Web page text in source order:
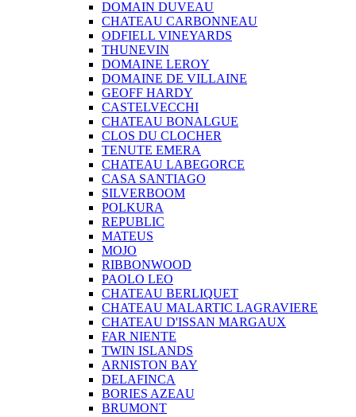
DOMAIN DUVEAU
CHATEAU CARBONNEAU
ODFIELL VINEYARDS
THUNEVIN
DOMAINE LEROY
DOMAINE DE VILLAINE
GEOFF HARDY
CASTELVECCHI
CHATEAU BONALGUE
CLOS DU CLOCHER
TENUTE EMERA
CHATEAU LABEGORCE
CASA SANTIAGO
SILVERBOOM
POLKURA
REPUBLIC
MATEUS
MOJO
RIBBONWOOD
PAOLO LEO
CHATEAU BERLIQUET
CHATEAU MALARTIC LAGRAVIERE
CHATEAU D'ISSAN MARGAUX
FAR NIENTE
TWIN ISLANDS
ARNISTON BAY
DELAFINCA
BORIES AZEAU
BRUMONT